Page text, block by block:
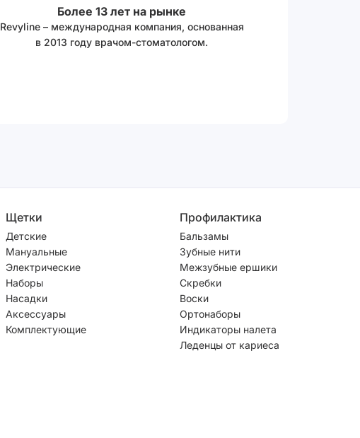
Более 13 лет на рынке
Revyline – международная компания, основанная
в 2013 году врачом-стоматологом.
Щетки
Детские
Мануальные
Электрические
Наборы
Насадки
Аксессуары
Комплектующие
Профилактика
Бальзамы
Зубные нити
Межзубные ершики
Скребки
Воски
Ортонаборы
Индикаторы налета
Леденцы от кариеса